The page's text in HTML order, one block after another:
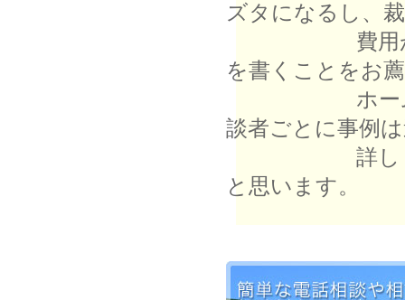
ズタになるし、
費用がかか
を書くことをお
ホームペー
談者ごとに事例
詳しくは、
と思います。